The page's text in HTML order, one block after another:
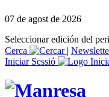
07 de agost de 2026
Seleccionar edición del
Cerca
|
Iniciar Sessió